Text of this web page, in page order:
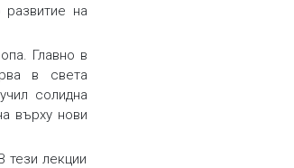
развитие на
Главно в
в света
солидна
върху нови
тези лекции